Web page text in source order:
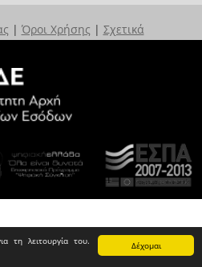
Δέχομαι
τη λειτουργία του.
| Όροι Χρήσης | Σχετικά